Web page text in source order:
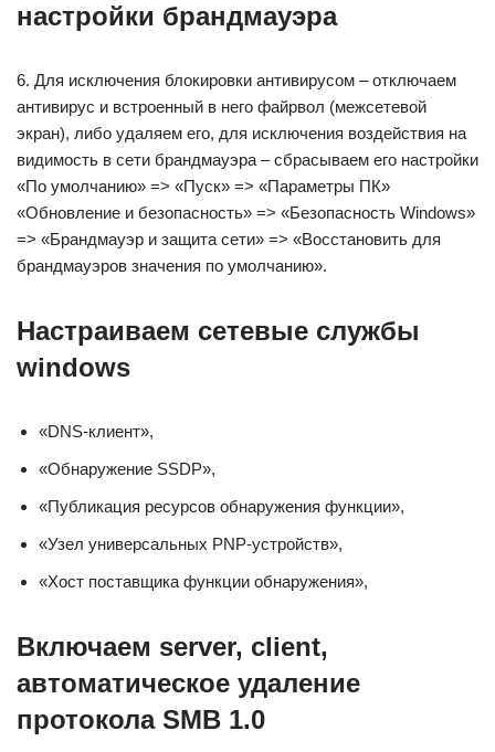
настройки брандмауэра
6. Для исключения блокировки антивирусом – отключаем
антивирус и встроенный в него файрвол (межсетевой
экран), либо удаляем его, для исключения воздействия на
видимость в сети брандмауэра – сбрасываем его настройки
«По умолчанию» => «Пуск» => «Параметры ПК»
«Обновление и безопасность» => «Безопасность Windows»
=> «Брандмауэр и защита сети» => «Восстановить для
брандмауэров значения по умолчанию».
Настраиваем сетевые службы
windows
«DNS-клиент»,
«Обнаружение SSDP»,
«Публикация ресурсов обнаружения функции»,
«Узел универсальных PNP-устройств»,
«Хост поставщика функции обнаружения»,
Включаем server, client,
автоматическое удаление
протокола SMB 1.0